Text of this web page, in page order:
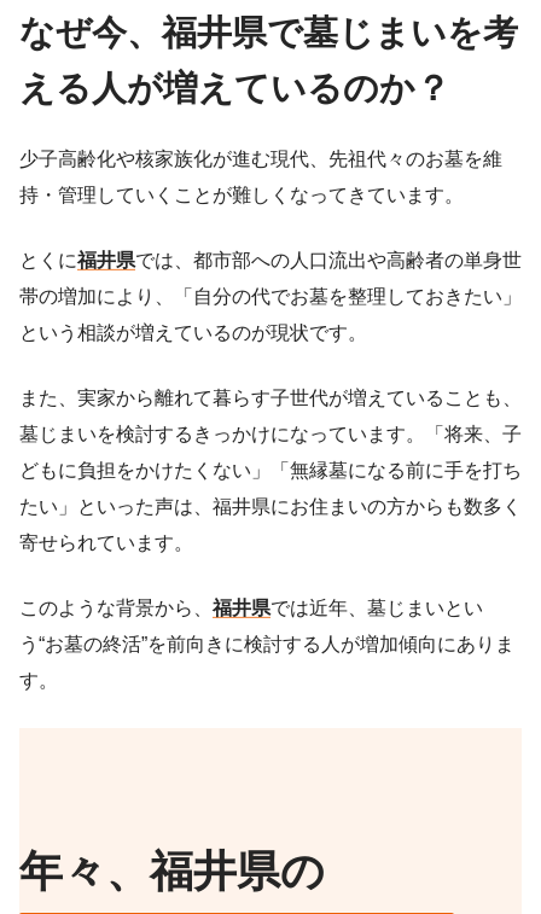
なぜ今、福井県で墓じまいを考
える人が増えているのか？
少子高齢化や核家族化が進む現代、先祖代々のお墓を維
持・管理していくことが難しくなってきています。
とくに福井県では、都市部への人口流出や高齢者の単身世
帯の増加により、「自分の代でお墓を整理しておきたい」
という相談が増えているのが現状です。
また、実家から離れて暮らす子世代が増えていることも、
墓じまいを検討するきっかけになっています。「将来、子
どもに負担をかけたくない」「無縁墓になる前に手を打ち
たい」といった声は、福井県にお住まいの方からも数多く
寄せられています。
このような背景から、 福井県では近年、墓じまいとい
う“お墓の終活”を前向きに検討する人が増加傾向にありま
す。
年々、福井県の